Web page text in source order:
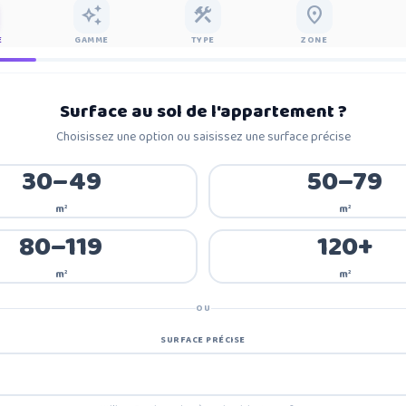
auto_awesome
GAMME
construction
TYPE
place
ZONE
Surface au sol de l'appartement?
Choisissez une option ou saisissez une surface précise
30–49
m²
50–79
m²
80–119
m²
120+
m²
OU
SURFACE PRÉCISE